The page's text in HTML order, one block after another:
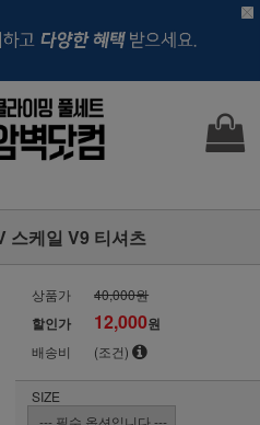
스케일 V9 티셔츠
상품가 40,000원
할인가 12,000원
배송비 (조건)
SIZE